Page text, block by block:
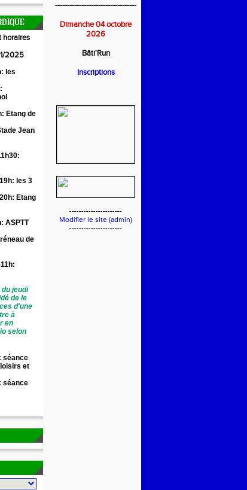
horaires
2025
les
Etang de
Jean
les 3
Etang
ASPTT
de
jeudi
de le
d'une
à
en
selon
séance
et
séance
----------------------------------
Dimanche 04 octobre
2026
Bâti'Run
Inscriptions
----------------------
Modifier le site (admin)
----------------------